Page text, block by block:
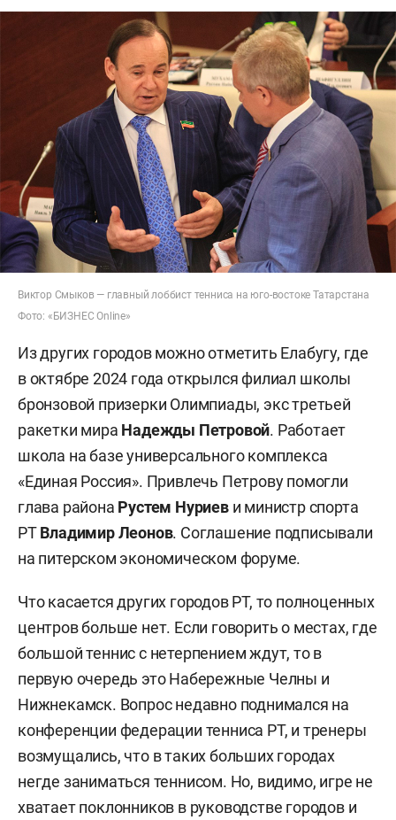
Виктор Смыков — главный лоббист тенниса на юго-востоке Татарстана
Фото: «БИЗНЕС Online»
Из других городов можно отметить Елабугу, где
в октябре 2024 года открылся филиал школы
бронзовой призерки Олимпиады, экс третьей
ракетки мира Надежды Петровой. Работает
школа на базе универсального комплекса
«Единая Россия». Привлечь Петрову помогли
глава района Рустем Нуриев и министр спорта
РТВладимир Леонов. Соглашение подписывали
на питерском экономическом форуме.
Что касается других городов РТ, то полноценных
центров больше нет. Если говорить о местах, где
большой теннис с нетерпением ждут, то в
первую очередь это Набережные Челны и
Нижнекамск. Вопрос недавно поднимался на
конференции федерации тенниса РТ, и тренеры
возмущались, что в таких больших городах
негде заниматься теннисом. Но, видимо, игре не
хватает поклонников в руководстве городов и